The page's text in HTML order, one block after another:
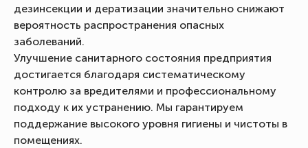
дезинсекции и дератизации значительно снижают
вероятность распространения опасных
заболеваний.
Улучшение санитарного состояния предприятия
достигается благодаря систематическому
контролю за вредителями и профессиональному
подходу к их устранению. Мы гарантируем
поддержание высокого уровня гигиены и чистоты в
помещениях.